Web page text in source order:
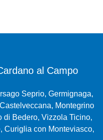
al Campo
Seprio, Germignaga,
Montegrino
di Bedero, Vizzola Ticino,
Curiglia con Monteviasco,